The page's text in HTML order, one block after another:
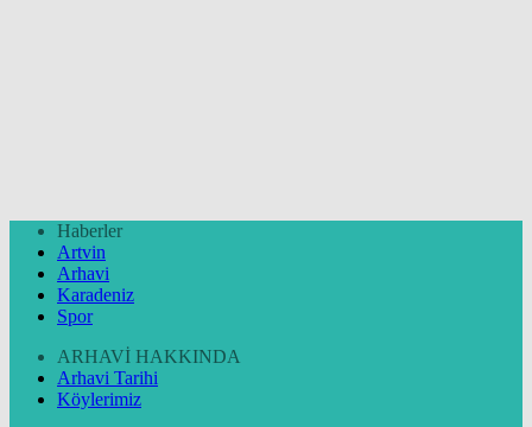
Haberler
Artvin
Arhavi
Karadeniz
Spor
ARHAVİ HAKKINDA
Arhavi Tarihi
Köylerimiz